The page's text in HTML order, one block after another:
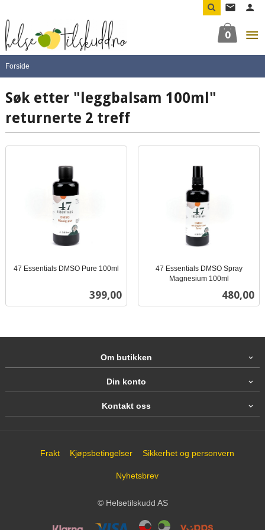
innholdet
0
Forside
Søk etter "leggbalsam 100ml"
returnerte 2 treff
47 Essentials DMSO Pure 100ml
Pris
399,00
47 Essentials DMSO Spray
Magnesium 100ml
Pris
480,00
Om butikken
Din konto
Kontakt oss
Frakt Kjøpsbetingelser Sikkerhet og personvern
Nyhetsbrev
© Helsetilskudd AS